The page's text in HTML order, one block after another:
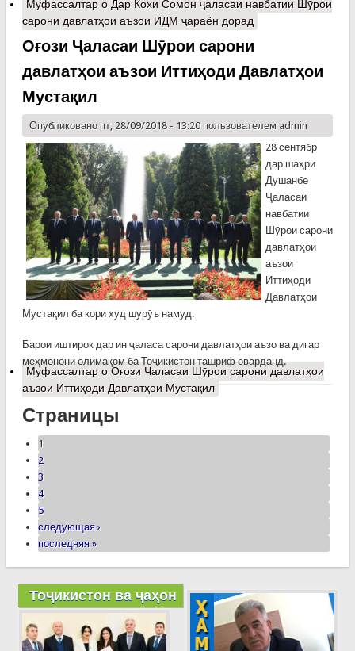
Муфассалтаро Дар Кохи Сомон ҷаласаи навбатии Шӯрои
сарони давлатҳои аъзои ИДМ ҷараён дорад
Оғози Ҷаласаи Шӯрои сарони
давлатҳои аъзои Иттиҳоди Давлатҳои
Мустақил
Опубликовано пт, 28/09/2018 - 13:20 пользователем admin
28 сентябр
дар шаҳри
Душанбе
Ҷаласаи
навбатии
Шӯрои сарони
давлатҳои
аъзои
Иттиҳоди
Давлатҳои
Мустақил ба кори худ шурӯъ намуд.
Барои иштирок дар ин ҷаласа сарони давлатҳои аъзо ва дигар
меҳмонони олимақом ба Тоҷикистон ташриф оварданд.
Муфассалтаро Оғози Ҷаласаи Шӯрои сарони давлатҳои
аъзои Иттиҳоди Давлатҳои Мустақил
Страницы
1
2
3
4
5
следующая ›
последняя »
Тоҷикистон ва ҷаҳон